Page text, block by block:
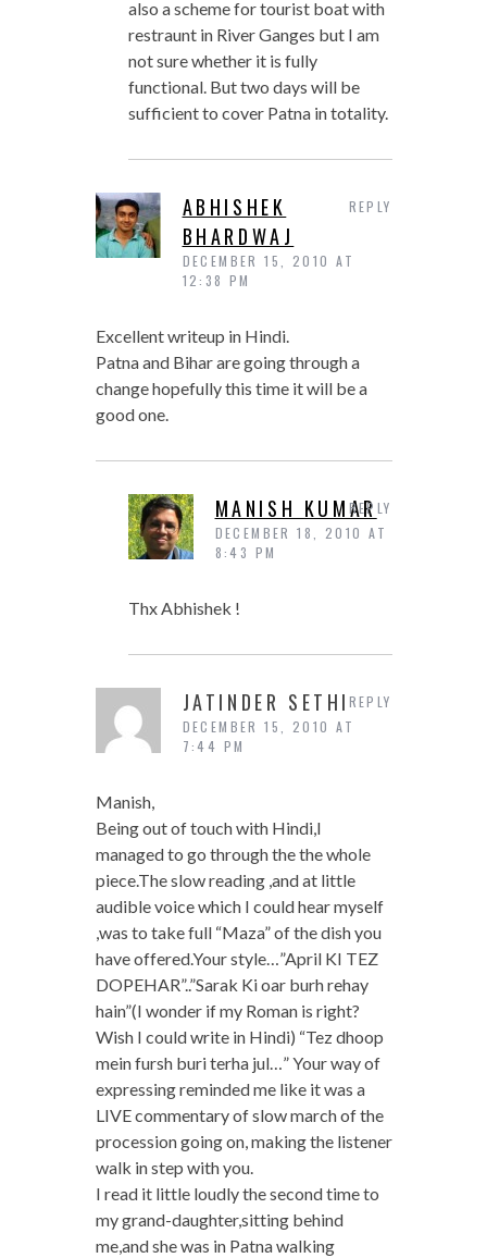
also a scheme for tourist boat with
restraunt in River Ganges but I am
not sure whether it is fully
functional. But two days will be
sufficient to cover Patna in totality.
ABHISHEK
BHARDWAJ
DECEMBER 15, 2010 AT
12:38 PM
Excellent writeup in Hindi.
Patna and Bihar are going through a
change hopefully this time it will be a
good one.
REPLY
MANISH KUMAR
DECEMBER 18, 2010 AT
8:43 PM
Thx Abhishek !
REPLY
JATINDER SETHI
DECEMBER 15, 2010 AT
7:44 PM
Manish,
Being out of touch with Hindi,I
managed to go through the the whole
piece.The slow reading ,and at little
audible voice which I could hear myself
,was to take full “Maza” of the dish you
have offered.Your style…”April KI TEZ
DOPEHAR”..”Sarak Ki oar burh rehay
hain”(I wonder if my Roman is right?
Wish I could write in Hindi) “Tez dhoop
mein fursh buri terha jul…” Your way of
expressing reminded me like it was a
LIVE commentary of slow march of the
procession going on, making the listener
walk in step with you.
I read it little loudly the second time to
my grand-daughter,sitting behind
me,and she was in Patna walking
REPLY